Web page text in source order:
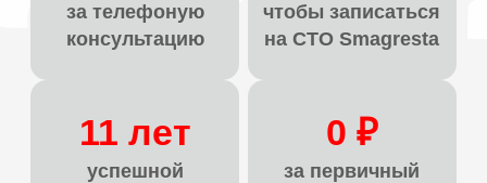
за телефоную
консультацию
чтобы записаться
на СТО Smagresta
11 лет
успешной
0 ₽
за первичный